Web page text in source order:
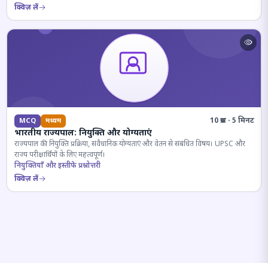
क्विज़ लें
MCQ मध्यम 10 प्रश्न · 5 मिनट
भारतीय राज्यपाल: नियुक्ति और योग्यताएं
राज्यपाल की नियुक्ति प्रक्रिया, संवैधानिक योग्यताएं और वेतन से संबंधित विषय। UPSC और
राज्य परीक्षार्थियों के लिए महत्वपूर्ण।
नियुक्तियाँ और इस्तीफे प्रश्नोत्तरी
क्विज़ लें